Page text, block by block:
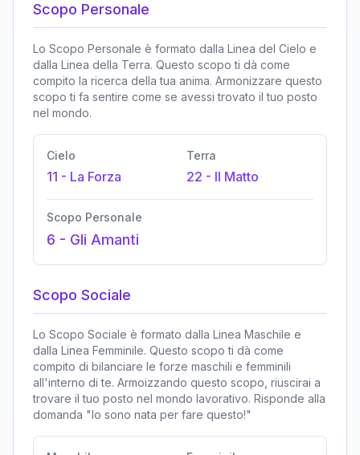
Scopo Personale
Lo Scopo Personale è formato dalla Linea del Cielo e
dalla Linea della Terra. Questo scopo ti dà come
compito la ricerca della tua anima. Armonizzare questo
scopo ti fa sentire come se avessi trovato il tuo posto
nel mondo.
Cielo
11 - La Forza
Terra
22 - Il Matto
Scopo Personale
6 - Gli Amanti
Scopo Sociale
Lo Scopo Sociale è formato dalla Linea Maschile e
dalla Linea Femminile. Questo scopo ti dà come
compito di bilanciare le forze maschili e femminili
all'interno di te. Armoizzando questo scopo, riuscirai a
trovare il tuo posto nel mondo lavorativo. Risponde alla
domanda "Io sono nata per fare questo!"